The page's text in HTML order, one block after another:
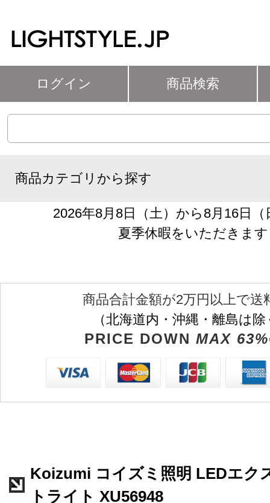
ログイン 商品検索
商品カテゴリから探す
2026年8月8日（土）から8月16日
夏季休暇をいただきます
商品合計金額が2万円以上で送
（北海道内・沖縄・離島は
PRICE DOWN MAX
Koizumi コイズミ照明 LEDエク
トライト XU56948